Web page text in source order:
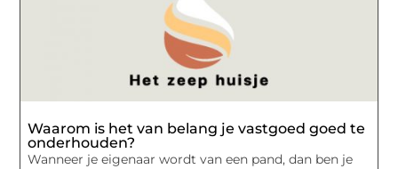
Waarom is het van belang je vastgoed goed te
onderhouden?
Wanneer je eigenaar wordt van een pand, dan ben je